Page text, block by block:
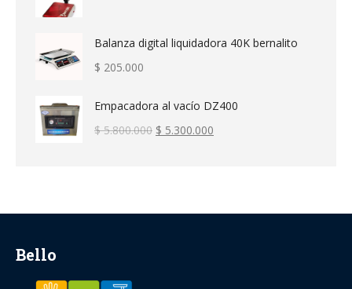
Balanza digital liquidadora 40K bernalito
$ 205.000
Empacadora al vacío DZ400
$5.800.000 El
$ 5.800.000.
$ 5.300.000
$ 5.300.000.
Bello